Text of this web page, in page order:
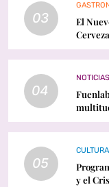
03
El
04
NOTICIAS
05
y el